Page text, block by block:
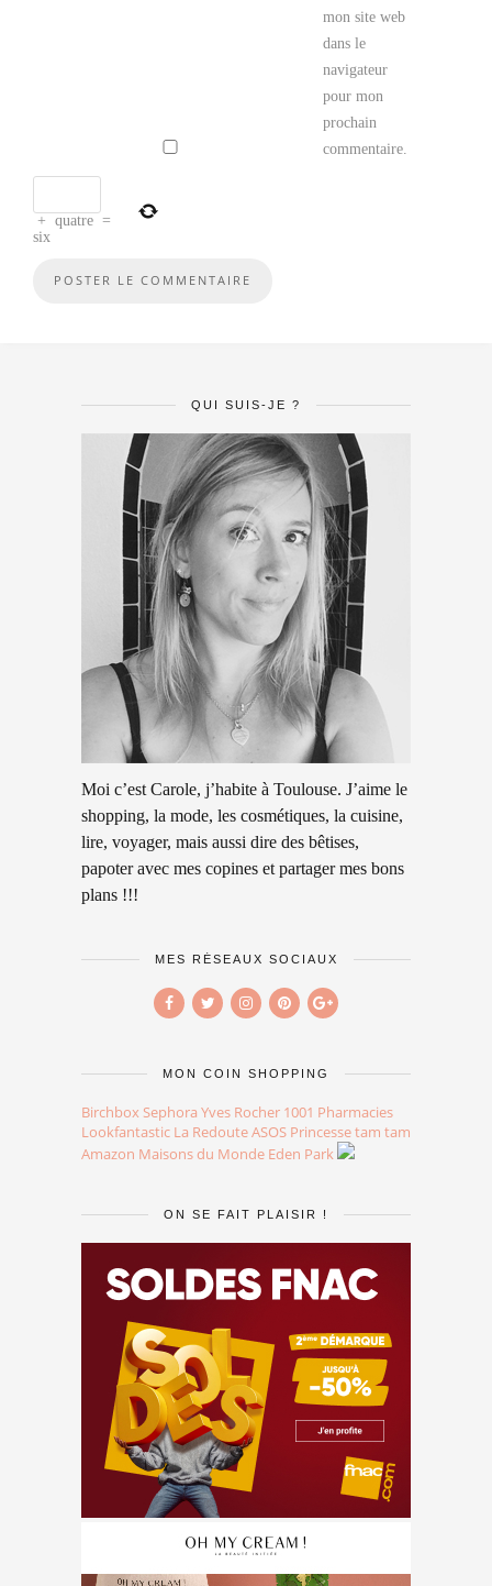
mon site web
dans le
navigateur
pour mon
prochain
commentaire.
+ quatre =
six
QUI SUIS-JE ?
Moi c’est Carole, j’habite à Toulouse. J’aime le
shopping, la mode, les cosmétiques, la cuisine,
lire, voyager, mais aussi dire des bêtises,
papoter avec mes copines et partager mes bons
plans !!!
MES RÉSEAUX SOCIAUX
MON COIN SHOPPING
Birchbox Sephora Yves Rocher 1001 Pharmacies
Lookfantastic La RedouteASOS Princesse tam tam
Amazon Maisons du Monde Eden Park
ON SE FAIT PLAISIR !